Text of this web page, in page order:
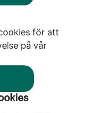
för att
på vår